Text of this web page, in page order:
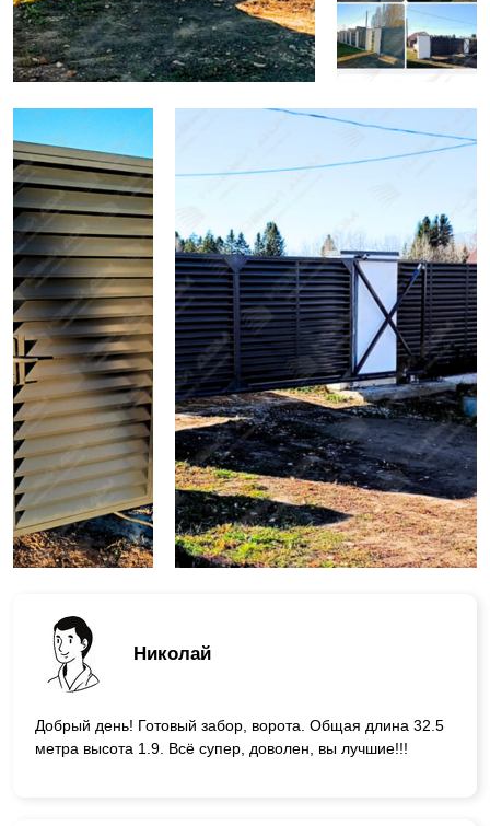
Николай
Добрый день! Готовый забор, ворота. Общая длина 32.5
метра высота 1.9. Всё супер, доволен, вы лучшие!!!